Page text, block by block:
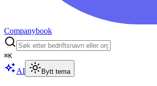
Companybook
⌘K
AI Bytt tema